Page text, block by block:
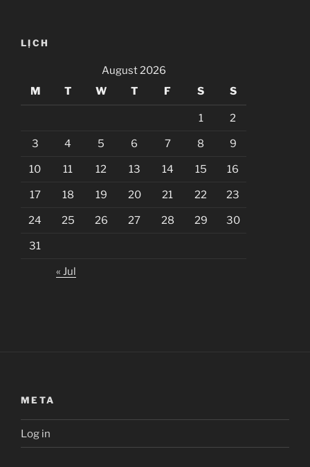
LỊCH
August 2026
M
T W T F S S
1 2
3 4 5 6 7 8 9
10 11 12 13 14 15 16
17 18 19 20 21 22 23
24 25 26 27 28 29 30
31
« Jul
META
Log in